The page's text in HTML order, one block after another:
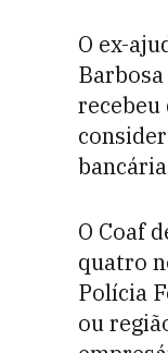
O ex-
recebeu
O Coaf
quatro
Polícia
ou